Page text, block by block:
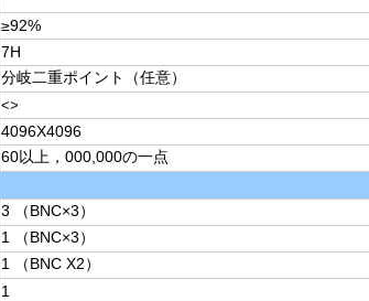
≥92%
7H
分岐二重ポイント（任意）
<>
4096X4096
60以上，000,000の一点
3 （BNC×3）
1 （BNC×3）
1 （BNC X2）
1